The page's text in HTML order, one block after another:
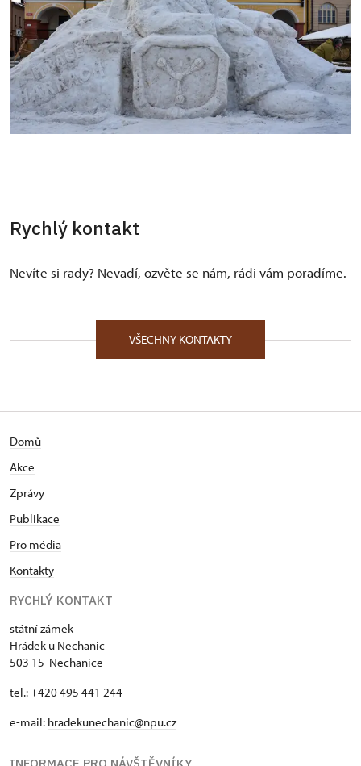
Rychlý kontakt
Nevíte si rady? Nevadí, ozvěte se nám, rádi vám poradíme.
VŠECHNY KONTAKTY
Domů
Akce
Zprávy
Publikace
Pro média
Kontakty
RYCHLÝ KONTAKT
státní zámek
Hrádek u Nechanic
503 15 Nechanice
tel.: +420 495 441 244
e-mail: hradekunechanic@npu.cz
INFORMACE PRO NÁVŠTĚVNÍKY